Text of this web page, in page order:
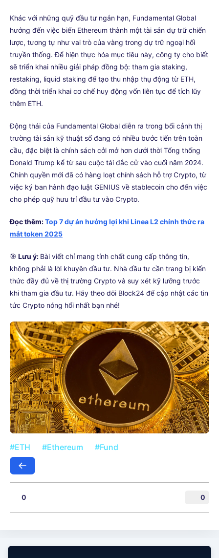
Khác với những quỹ đầu tư ngắn hạn, Fundamental Global
hướng đến việc biến Ethereum thành một tài sản dự trữ chiến
lược, tương tự như vai trò của vàng trong dự trữ ngoại hối
truyền thống. Để hiện thực hóa mục tiêu này, công ty cho biết
sẽ triển khai nhiều giải pháp đồng bộ: tham gia staking,
restaking, liquid staking để tạo thu nhập thụ động từ ETH,
đồng thời triển khai cơ chế huy động vốn liên tục để tích lũy
thêm ETH.
Động thái của Fundamental Global diễn ra trong bối cảnh thị
trường tài sản kỹ thuật số đang có nhiều bước tiến trên toàn
cầu, đặc biệt là chính sách cởi mở hơn dưới thời Tổng thống
Donald Trump kể từ sau cuộc tái đắc cử vào cuối năm 2024.
Chính quyền mới đã có hàng loạt chính sách hỗ trợ Crypto, từ
việc ký ban hành đạo luật GENIUS về stablecoin cho đến việc
cho phép quỹ hưu trí đầu tư vào Crypto.
Đọc thêm:Top 7 dự án hưởng lợi khi Linea L2 chính thức ra
mắt token 2025
🎯 Lưu ý: Bài viết chỉ mang tính chất cung cấp thông tin,
không phải là lời khuyên đầu tư. Nhà đầu tư cần trang bị kiến
thức đầy đủ về thị trường Crypto và suy xét kỹ lưỡng trước
khi tham gia đầu tư. Hãy theo dõi Block24 để cập nhật các tin
tức Crypto nóng hổi nhất bạn nhé!
#ETH #Ethereum #Fund
0 0